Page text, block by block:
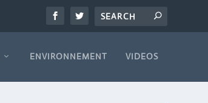
ENVIRONNEMENT VIDEOS